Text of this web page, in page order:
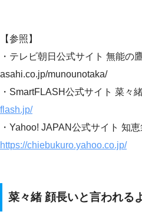
【参照】
・テレビ朝日公式サイト 無能の
asahi.co.jp/munounotaka/
・SmartFLASH公式サイト 菜々
flash.jp/
・Yahoo! JAPAN公式サイト 知
https://chiebukuro.yahoo.co.jp/
菜々緒 顔長いと言われる